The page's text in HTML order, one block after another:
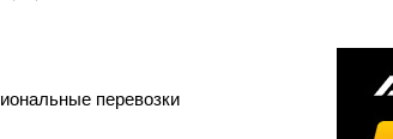
перевозки